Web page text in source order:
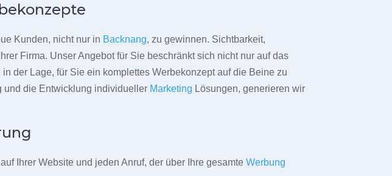
Kunden, nicht nur in Backnang, zu gewinnen. Sichtbarkeit,
Firma. Unser Angebot für Sie beschränkt sich nicht nur auf das
der Lage, für Sie ein komplettes Werbekonzept auf die Beine zu
und die Entwicklung individueller Marketing Lösungen, generieren wir
Ihrer Website und jeden Anruf, der über Ihre gesamteWerbung